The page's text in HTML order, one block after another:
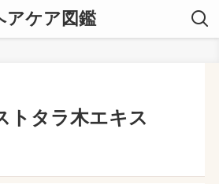
アケア図鑑
トタラ木エキス